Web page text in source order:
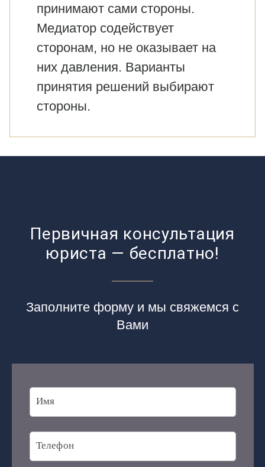
принимают сами стороны.
Медиатор содействует
сторонам, но не оказывает на
них давления. Варианты
принятия решений выбирают
стороны.
Первичная консультация
юриста — бесплатно!
Заполните форму и мы свяжемся с
Вами